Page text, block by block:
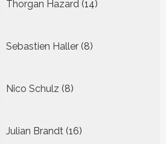
Thorgan Hazard 14
producten
Sebastien Haller 8
producten
Nico Schulz 8
producten
Julian Brandt 16
producten